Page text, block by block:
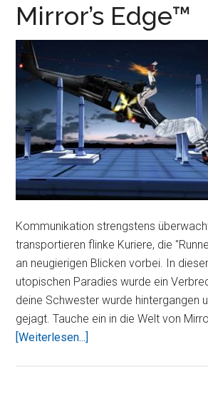
Mirror’s Edge™
Kommunikation strengstens
transportieren flinke Kuriere, die
an neugierigen Blicken vorbei. In
utopischen Paradies wurde ein
deine Schwester wurde hintergangen
gejagt. Tauche ein in die Welt von
[Weiterlesen...]